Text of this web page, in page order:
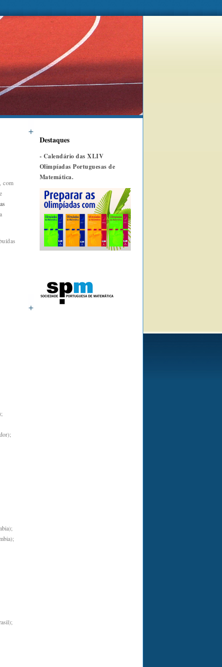
, com
Destaques
- Calendário das XLIV
Olimpíadas Portuguesas de
Matemática.